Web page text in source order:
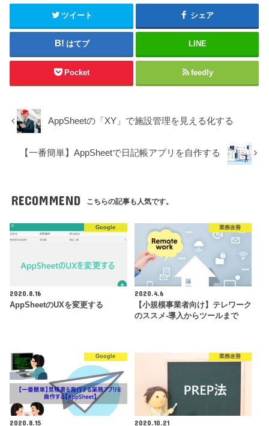
ツイート シェア
はてブ LINE
Pocket feedly
AppSheetの「XY」で施設管理を見える化する
【一番簡単】AppSheetで日記帳アプリを自作する
RECOMMEND こちらの記事も人気です。
Google
2020.8.16
AppSheetのUXを変更する
業務改善
2020.4.6
【小規模事業者向け】テレワーク
のススメ-導入からツールまで
Google
2020.8.15
業務改善
2020.10.21